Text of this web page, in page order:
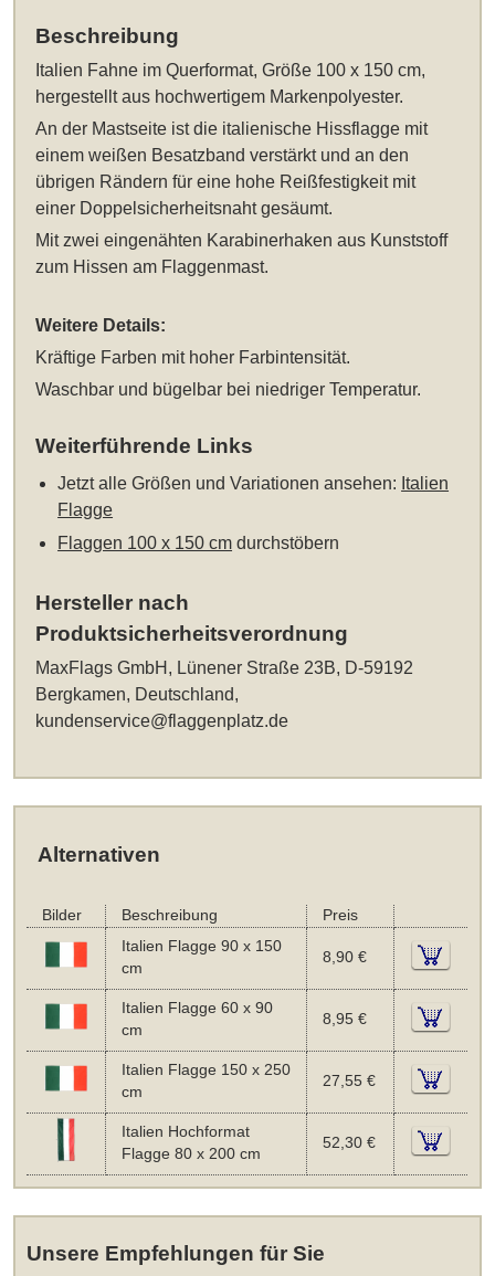
Beschreibung
Italien Fahne im Querformat, Größe 100 x 150 cm,
hergestellt aus hochwertigem Markenpolyester.
An der Mastseite ist die italienische Hissflagge mit
einem weißen Besatzband verstärkt und an den
übrigen Rändern für eine hohe Reißfestigkeit mit
einer Doppelsicherheitsnaht gesäumt.
Mit zwei eingenähten Karabinerhaken aus Kunststoff
zum Hissen am Flaggenmast.
Weitere Details:
Kräftige Farben mit hoher Farbintensität.
Waschbar und bügelbar bei niedriger Temperatur.
Weiterführende Links
Jetzt alle Größen und Variationen ansehen: Italien
Flagge
Flaggen 100 x 150 cm durchstöbern
Hersteller nach
Produktsicherheitsverordnung
MaxFlags GmbH, Lünener Straße 23B, D-59192
Bergkamen, Deutschland,
kundenservice@flaggenplatz.de
Alternativen
Bilder Beschreibung
Preis
Italien Flagge 90 x 150
cm
8,90 €
Italien Flagge 60 x 90
cm
8,95 €
Italien Flagge 150 x 250
cm
27,55 €
Italien Hochformat
Flagge 80 x 200 cm
52,30 €
Unsere Empfehlungen für Sie